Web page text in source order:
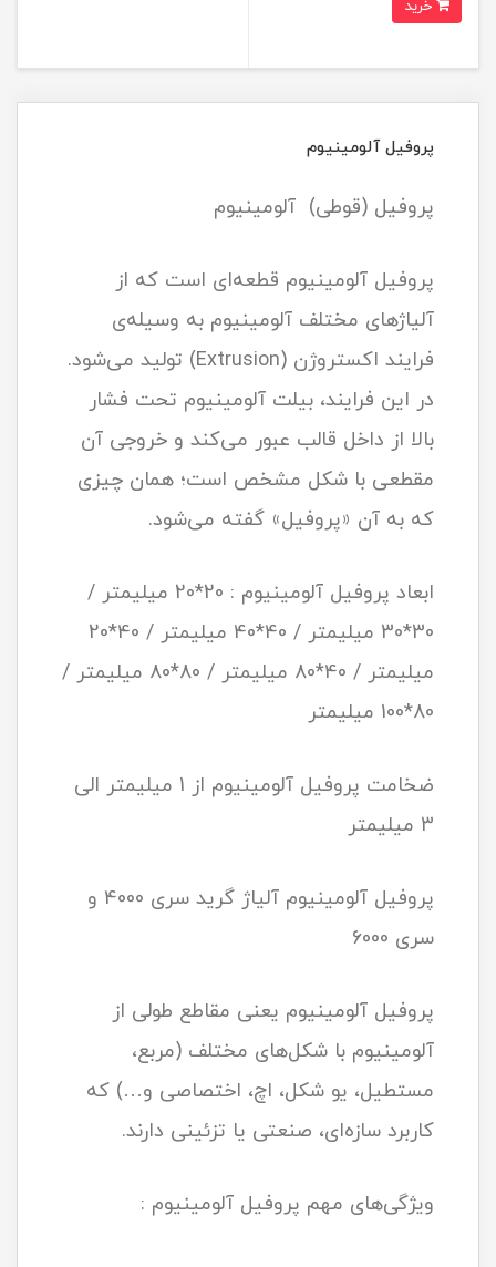
پروفیل آلومینیوم
پروفیل (قوطی) آلومینیوم
پروفیل آلومینیوم قطعه‌ای است که از
آلیاژهای مختلف آلومینیوم به‌ وسیله‌ی
فرایند اکستروژن (Extrusion) تولید می‌شود.
در این فرایند، بیلت آلومینیوم تحت فشار
بالا از داخل قالب عبور می‌کند و خروجی آن
مقطعی با شکل مشخص است؛ همان چیزی
که به آن «پروفیل» گفته می‌شود.
ابعاد پروفیل آلومینیوم : 20*20 میلیمتر /
30*30 میلیمتر / 40*40 میلیمتر / 40*20
میلیمتر / 40*80 میلیمتر / 80*80 میلیمتر /
80*100 میلیمتر
ضخامت پروفیل آلومینیوم از 1 میلیمتر الی
3 میلیمتر
پروفیل آلومینیوم آلیاژ گرید سری 4000 و
سری 6000
پروفیل آلومینیوم یعنی مقاطع طولی از
آلومینیوم با شکل‌های مختلف (مربع،
مستطیل، یو شکل، اچ، اختصاصی و…) که
کاربرد سازه‌ای، صنعتی یا تزئینی دارند.
ویژگی‌های مهم پروفیل آلومینیوم :